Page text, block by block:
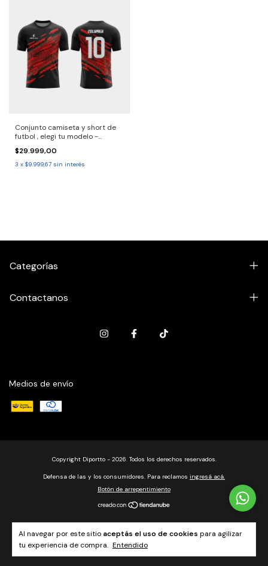
Al navegar por este sitio aceptás el uso de cookies para agilizar
tu experiencia de compra. Entendido
Conjunto camiseta y short de
futbol , elegi tu modelo -
Consulta entrega 30/40 dias
$29.999,00
3 x $9.999,67 sin interés
Categorías
Contactanos
Medios de envío
Copyright Diportto - 2026. Todos los derechos reservados.
Defensa de las y los consumidores. Para reclamos ingresá acá.
Botón de arrepentimiento